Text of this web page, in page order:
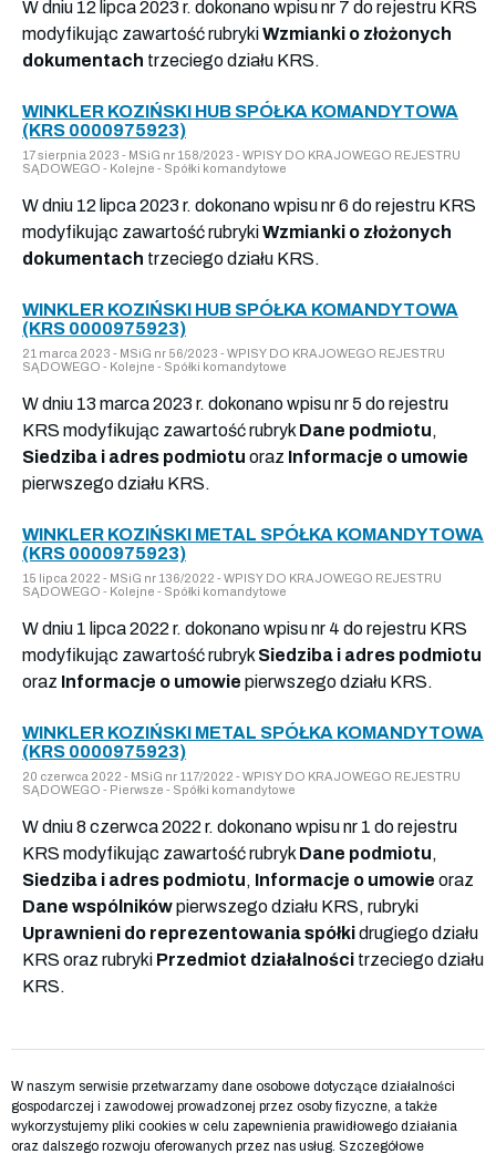
W dniu 12 lipca 2023 r. dokonano wpisu nr 7 do rejestru KRS
modyfikując zawartość rubrykiWzmianki o złożonych
dokumentach trzeciego działu KRS.
WINKLER KOZIŃSKI HUB SPÓŁKA KOMANDYTOWA
(KRS 0000975923)
17 sierpnia 2023 - MSiG nr 158/2023 - WPISY DO KRAJOWEGO REJESTRU
SĄDOWEGO - Kolejne - Spółki komandytowe
W dniu 12 lipca 2023 r. dokonano wpisu nr 6 do rejestru KRS
modyfikując zawartość rubrykiWzmianki o złożonych
dokumentach trzeciego działu KRS.
WINKLER KOZIŃSKI HUB SPÓŁKA KOMANDYTOWA
(KRS 0000975923)
21 marca 2023 - MSiG nr 56/2023 - WPISY DO KRAJOWEGO REJESTRU
SĄDOWEGO - Kolejne - Spółki komandytowe
W dniu 13 marca 2023 r. dokonano wpisu nr 5 do rejestru
KRS modyfikując zawartość rubryk Dane podmiotu,
Siedziba i adres podmiotu oraz Informacje o umowie
pierwszego działu KRS.
WINKLER KOZIŃSKI METAL SPÓŁKA KOMANDYTOWA
(KRS 0000975923)
15 lipca 2022 - MSiG nr 136/2022 - WPISY DO KRAJOWEGO REJESTRU
SĄDOWEGO - Kolejne - Spółki komandytowe
W dniu 1 lipca 2022 r. dokonano wpisu nr 4 do rejestru KRS
modyfikując zawartość rubryk Siedziba i adres podmiotu
oraz Informacje o umowie pierwszego działu KRS.
WINKLER KOZIŃSKI METAL SPÓŁKA KOMANDYTOWA
(KRS 0000975923)
20 czerwca 2022 - MSiG nr 117/2022 - WPISY DO KRAJOWEGO REJESTRU
SĄDOWEGO - Pierwsze - Spółki komandytowe
W dniu 8 czerwca 2022 r. dokonano wpisu nr 1 do rejestru
KRS modyfikując zawartość rubryk Dane podmiotu,
Siedziba i adres podmiotu, Informacje o umowie oraz
Dane wspólnikówpierwszego działu KRS, rubryki
Uprawnieni do reprezentowania spółkidrugiego działu
KRS oraz rubryki Przedmiot działalności trzeciego działu
KRS.
W naszym serwisie przetwarzamy dane osobowe dotyczące działalności
gospodarczej i zawodowej prowadzonej przez osoby fizyczne, a także
wykorzystujemy pliki cookies w celu zapewnienia prawidłowego działania
oraz dalszego rozwoju oferowanych przez nas usług. Szczegółowe